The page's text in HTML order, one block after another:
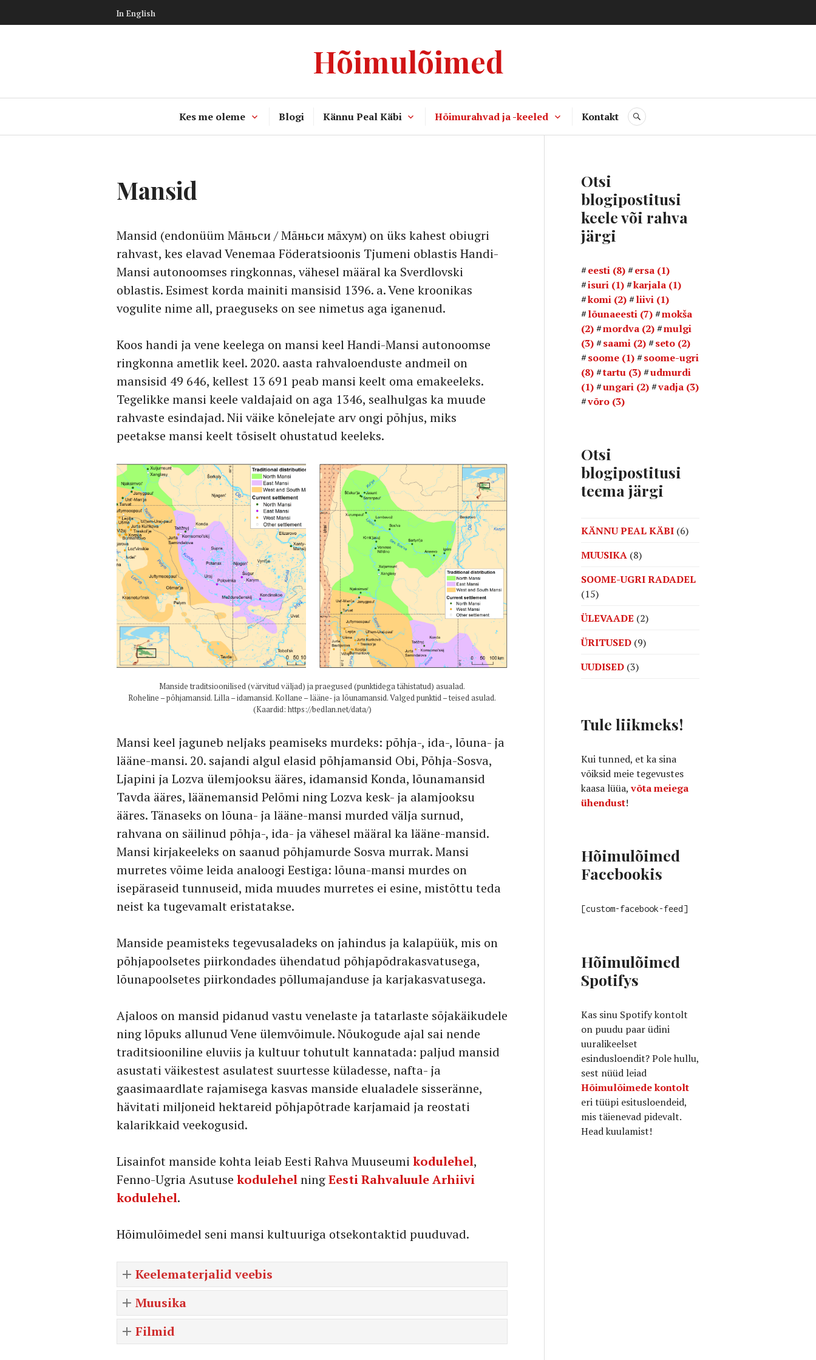
to
In English
Hõimulõimed
Kes me oleme Blogi Kännu Peal Käbi Hõimurahvad ja -keeled Kontakt SEARCH
Mansid
Mansid (endonüüm Мāньси / Мāньси мāхум) on üks kahest obiugri
rahvast, kes elavad Venemaa Föderatsioonis Tjumeni oblastis Handi-
Mansi autonoomses ringkonnas, vähesel määral ka Sverdlovski
oblastis. Esimest korda mainiti mansisid 1396. a. Vene kroonikas
vogulite nime all, praeguseks on see nimetus aga iganenud.
Koos handi ja vene keelega on mansi keel Handi-Mansi autonoomse
ringkonna ametlik keel. 2020. aasta rahvaloenduste andmeil on
mansisid 49 646, kellest 13 691 peab mansi keelt oma emakeeleks.
Tegelikke mansi keele valdajaid on aga 1346, sealhulgas ka muude
rahvaste esindajad. Nii väike kõnelejate arv ongi põhjus, miks
peetakse mansi keelt tõsiselt ohustatud keeleks.
Manside traditsioonilised (värvitud väljad) ja praegused (punktidega tähistatud) asualad.
Roheline – põhjamansid. Lilla – idamansid. Kollane – lääne- ja lõunamansid. Valged punktid – teised asulad.
(Kaardid: https://bedlan.net/data/)
Mansi keel jaguneb neljaks peamiseks murdeks: põhja-, ida-, lõuna- ja
lääne-mansi. 20. sajandi algul elasid põhjamansid Obi, Põhja-Sosva,
Ljapini ja Lozva ülemjooksu ääres, idamansid Konda, lõunamansid
Tavda ääres, läänemansid Pelõmi ning Lozva kesk- ja alamjooksu
ääres. Tänaseks on lõuna- ja lääne-mansi murded välja surnud,
rahvana on säilinud põhja-, ida- ja vähesel määral ka lääne-mansid.
Mansi kirjakeeleks on saanud põhjamurde Sosva murrak. Mansi
murretes võime leida analoogi Eestiga: lõuna-mansi murdes on
isepäraseid tunnuseid, mida muudes murretes ei esine, mistõttu teda
neist ka tugevamalt eristatakse.
Manside peamisteks tegevusaladeks on jahindus ja kalapüük, mis on
põhjapoolsetes piirkondades ühendatud põhjapõdrakasvatusega,
lõunapoolsetes piirkondades põllumajanduse ja karjakasvatusega.
Ajaloos on mansid pidanud vastu venelaste ja tatarlaste sõjakäikudele
ning lõpuks allunud Vene ülemvõimule. Nõukogude ajal sai nende
traditsiooniline eluviis ja kultuur tohutult kannatada: paljud mansid
asustati väikestest asulatest suurtesse küladesse, nafta- ja
gaasimaardlate rajamisega kasvas manside elualadele sisseränne,
hävitati miljoneid hektareid põhjapõtrade karjamaid ja reostati
kalarikkaid veekogusid.
Lisainfot manside kohta leiab Eesti Rahva Muuseumi kodulehel,
Fenno-Ugria Asutuse kodulehelningEesti Rahvaluule Arhiivi
kodulehel.
Hõimulõimedel seni mansi kultuuriga otsekontaktid puuduvad.
Keelematerjalid veebis
Muusika
Filmid
Otsi
blogipostitusi
keele või rahva
järgi
eesti (8) ersa (1)
isuri (1) karjala (1)
komi (2) liivi (1)
lõunaeesti (7)
mokša
(2)
mordva (2)
mulgi
(3)
saami (2) seto (2)
soome (1)
soome-ugri
(8)
tartu (3)
udmurdi
(1)
ungari (2) vadja (3)
võro (3)
Otsi
blogipostitusi
teema järgi
KÄNNU PEAL KÄBI (6)
MUUSIKA (8)
SOOME-UGRI RADADEL
(15)
ÜLEVAADE (2)
ÜRITUSED (9)
UUDISED (3)
Tule liikmeks!
Kui tunned, et ka sina
võiksid meie tegevustes
kaasa lüüa, võta meiega
ühendust!
Hõimulõimed
Facebookis
[custom-facebook-feed]
Hõimulõimed
Spotifys
Kas sinu Spotify kontolt
on puudu paar üdini
uuralikeelset
esindusloendit? Pole hullu,
sest nüüd leiad
Hõimulõimede kontolt
eri tüüpi esitusloendeid,
mis täienevad pidevalt.
Head kuulamist!